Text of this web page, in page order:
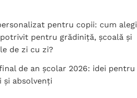
pentru copii: cum alegi
pentru grădiniță, școală și
de zi cu zi?
de an școlar 2026: idei pentru
și absolvenți